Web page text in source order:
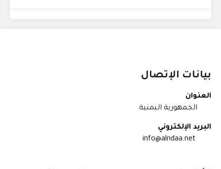
بيانات الإتصال
العنوان
الجمهورية اليمنية
البريد الإلكتروني
info@alndaa.net